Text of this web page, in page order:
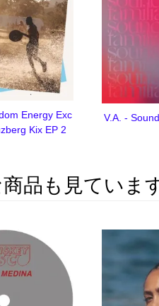
Energy Exc
Kix EP 2
V.A. -
品も見ていま